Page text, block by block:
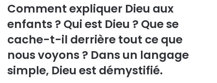
Comment expliquer Dieu aux
enfants ? Qui est Dieu ? Que se
cache-t-il derrière tout ce que
nous voyons ? Dans un langage
simple, Dieu est démystifié.